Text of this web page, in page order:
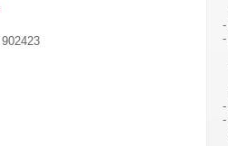
902423